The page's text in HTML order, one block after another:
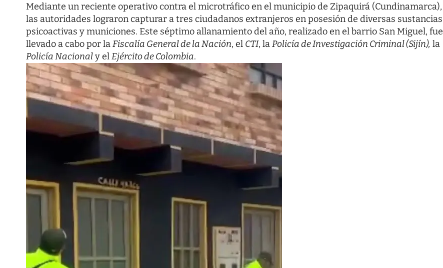
Mediante un reciente operativo contra el microtráfico en el municipio de Zipaquirá (Cundinamarca),
las autoridades lograron capturar a tres ciudadanos extranjeros en posesión de diversas sustancias
psicoactivas y municiones. Este séptimo allanamiento del año, realizado en el barrio San Miguel, fue
llevado a cabo por laFiscalía General de la Nación, el CTI, laPolicía de Investigación Criminal (Sijín), la
Policía Nacionaly elEjército de Colombia.